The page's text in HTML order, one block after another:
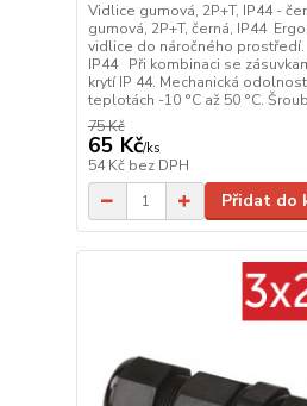
Vidlice gumová, 2P+T, IP44 -
gumová, 2P+T, černá, IP44
vidlice do náročného prostředí.
IP44 Při kombinaci se
krytí IP 44. Mechanická
teplotách -10 °C až 50 °C.
75 Kč
65 Kč/ks
54 Kč bez DPH
Přidat do